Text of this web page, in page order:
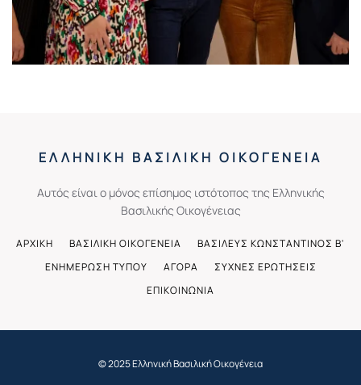
ΕΛΛΗΝΙΚΗ ΒΑΣΙΛΙΚΗ ΟΙΚΟΓΕΝΕΙΑ
Αυτός είναι ο μόνος επίσημος ιστότοπος της Ελληνικής
Βασιλικής Οικογένειας
ΑΡΧΙΚΗ ΒΑΣΙΛΙΚΗ ΟΙΚΟΓΕΝΕΙΑ
ΒΑΣΙΛΕΥΣ ΚΩΝΣΤΑΝΤΙΝΟΣ Β'
ΕΝΗΜΕΡΩΣΗ ΤΥΠΟΥ
ΑΓΟΡΑ
ΣΥΧΝΕΣ ΕΡΩΤΗΣΕΙΣ
ΕΠΙΚΟΙΝΩΝΙΑ
© 2025 Ελληνική Βασιλική Οικογένεια